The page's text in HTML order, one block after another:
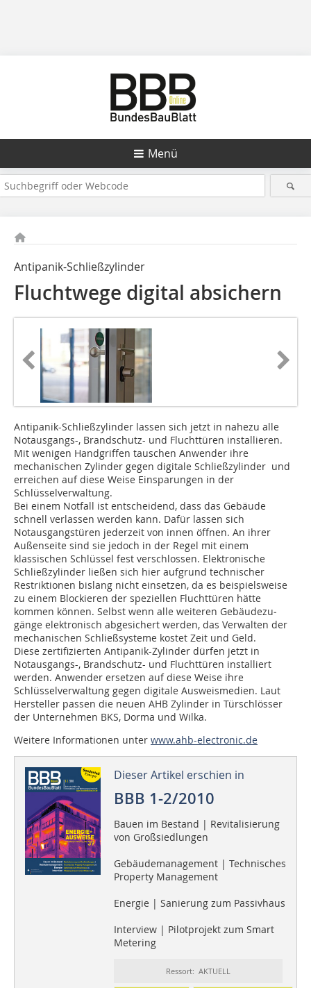
Menü
Antipanik-Schließzylinder
Fluchtwege digital absichern
Antipanik-Schließzylinder lassen sich jetzt in nahezu alle
Notausgangs-, Brandschutz- und Fluchttüren installieren.
Mit wenigen Handgriffen tauschen Anwender ihre
mechanischen Zylinder gegen digitale Schließzylinder und
erreichen auf diese Weise Einsparungen in der
Schlüsselverwaltung.
Bei einem Notfall ist entscheidend, dass das Gebäude
schnell verlassen werden kann. Dafür lassen sich
Notausgangstüren jederzeit von innen öffnen. An ihrer
Außenseite sind sie jedoch in der Regel mit einem
klassischen Schlüssel fest verschlossen. Elektronische
Schließzylinder ließen sich hier aufgrund technischer
Restriktionen bislang nicht einsetzen, da es beispielsweise
zu einem Blockieren der speziellen Flucht­türen hätte
kommen können. Selbst wenn alle weiteren Gebäudezu­
gänge elektronisch abgesichert werden, das Verwalten der
mechanischen Schließsysteme kostet Zeit und Geld.
Diese zertifizierten Antipanik-Zy­­linder dürfen jetzt in
Notausgangs-, Brandschutz- und Fluchttüren ins­talliert
werden. Anwender ersetzen auf diese Weise ihre
Schlüsselverwaltung gegen digitale Ausweismedien. Laut
Hersteller passen die neuen AHB Zylinder in Türschlösser
der Unternehmen BKS, Dorma und Wilka.
Weitere Informationen unter www.ahb-electronic.de
Dieser Artikel erschien in
BBB 1-2/2010
Bauen im Bestand | Revitalisierung
von Großsiedlungen
Gebäudemanagement | Technisches
Property Management
Energie | Sanierung zum Passivhaus
Interview | Pilotprojekt zum Smart
Metering
Ressort: AKTUELL